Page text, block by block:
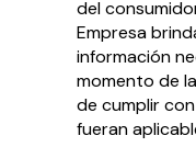
del
Empresa
información
momento de
de cumplir
fueran